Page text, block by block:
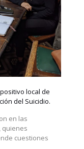
local de
del Suicidio.
en las
quienes
cuestiones